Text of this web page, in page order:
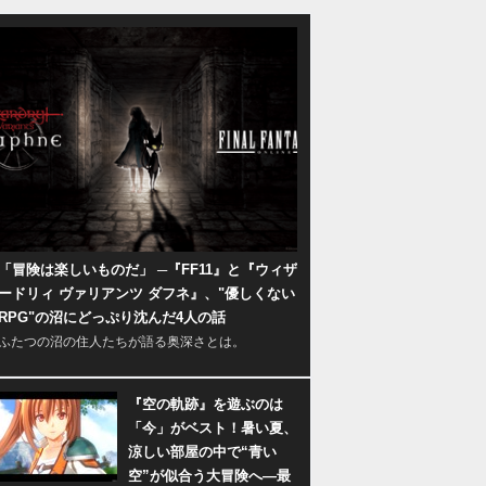
冒険は楽しいものだ」 ─『FF11』と『ウィザ
ドリィ ヴァリアンツ ダフネ』、"優しくない
の沼にどっぷり沈んだ4人の話
たつの沼の住人たちが語る奥深さとは。
『空の軌跡』を遊ぶのは
「今」がベスト！暑い夏、
涼しい部屋の中で“青い
空”が似合う大冒険へ―最